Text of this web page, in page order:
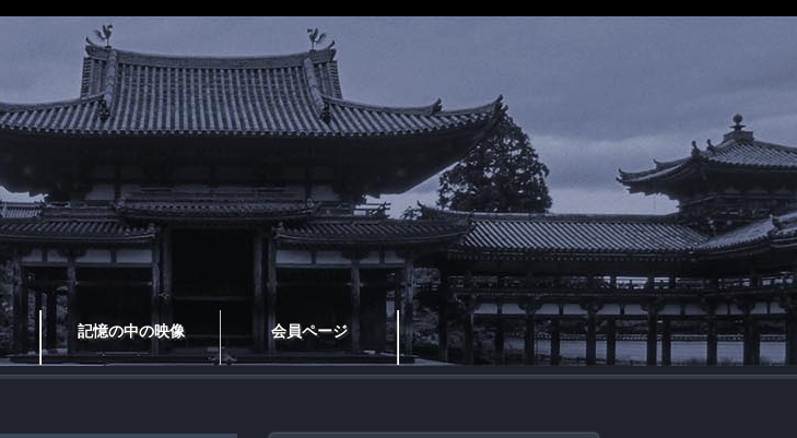
記憶の中の映像 会員ページ